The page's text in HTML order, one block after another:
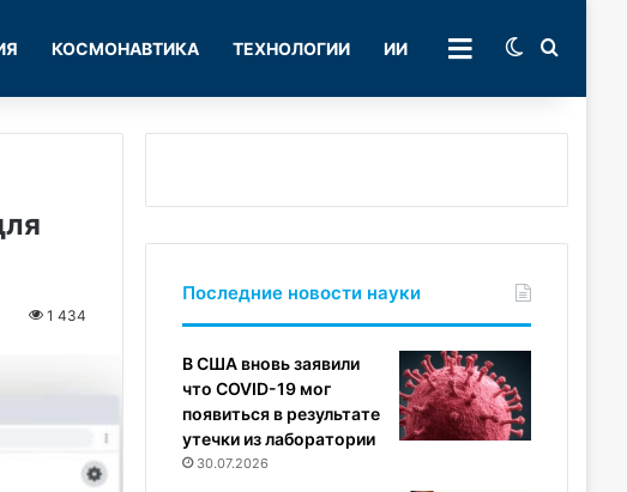
КОСМОНАВТИКА ТЕХНОЛОГИИ ИИ РУБРИКИSwitch skin
1 434
Последние новости науки
В США вновь заявили
что COVID-19 мог
появиться в результате
утечки из лаборатории
30.07.2026